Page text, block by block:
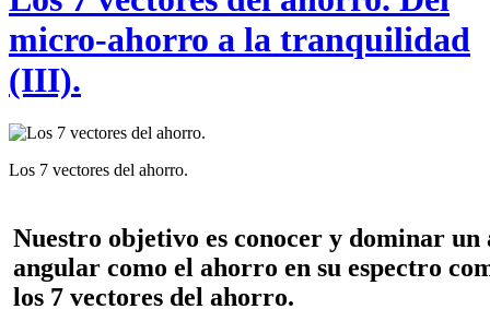
micro-ahorro a la tranquilidad
(III).
Los 7 vectores del ahorro.
Nuestro objetivo es conocer y dominar
angular como el ahorro en su espectro
los 7 vectores del ahorro.